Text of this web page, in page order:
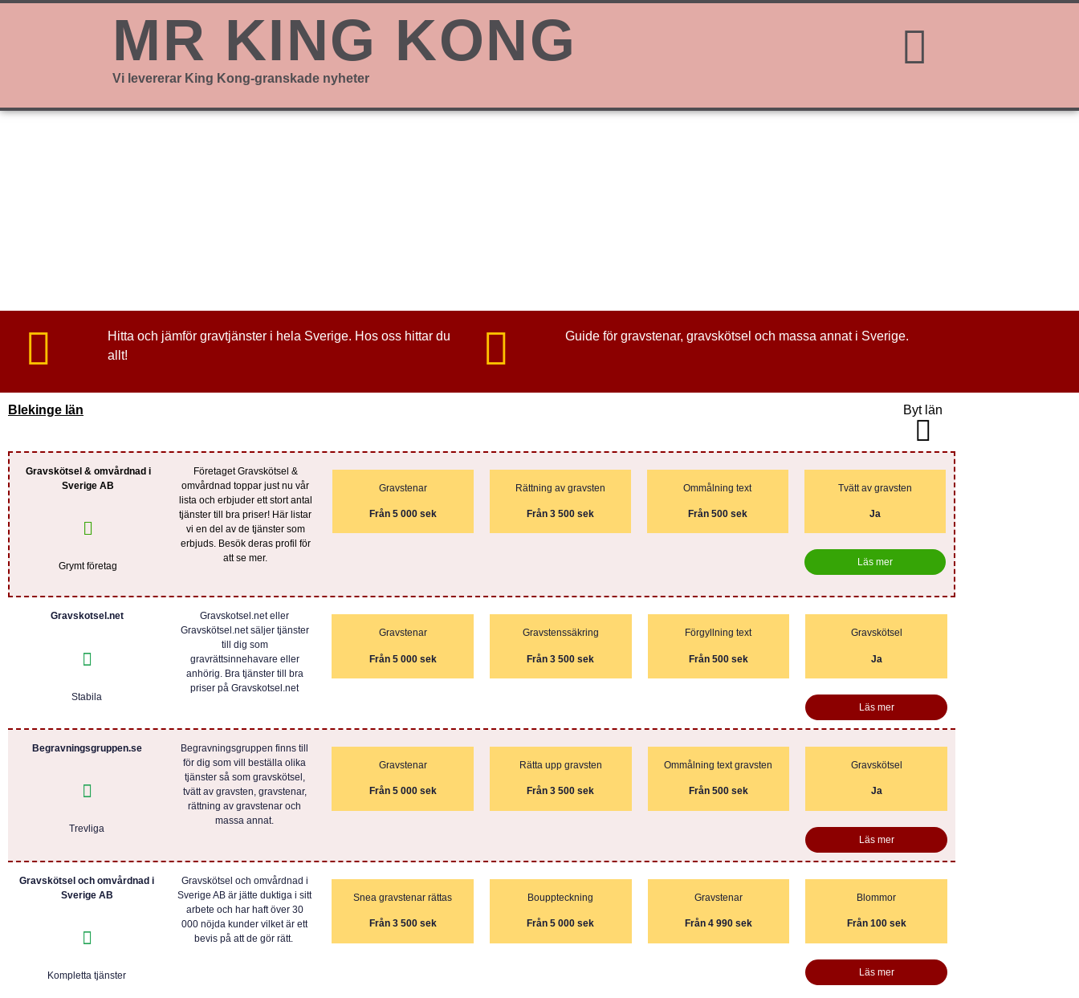
MR KING KONG
Vi levererar King Kong-granskade nyheter
Hitta och jämför gravtjänster i hela Sverige. Hos oss hittar du
allt!
Guide för gravstenar, gravskötsel och massa annat i Sverige.
Blekinge län Byt län
Gravskötsel & omvårdnad i
Sverige AB
Grymt företag
Företaget Gravskötsel &
omvårdnad toppar just nu vår
lista och erbjuder ett stort antal
tjänster till bra priser! Här listar
vi en del av de tjänster som
erbjuds. Besök deras profil för
att se mer.
Gravstenar
Från 5 000 sek
Rättning av gravsten
Från 3 500 sek
Ommålning text
Från 500 sek
Tvätt av gravsten
Ja
Läs mer
Gravskotsel.net
Stabila
Gravskotsel.net eller
Gravskötsel.net säljer tjänster
till dig som
gravrättsinnehavare eller
anhörig. Bra tjänster till bra
priser på Gravskotsel.net
Gravstenar
Från 5 000 sek
Gravstenssäkring
Från 3 500 sek
Förgyllning text
Från 500 sek
Gravskötsel
Ja
Läs mer
Begravningsgruppen.se
Trevliga
Begravningsgruppen finns till
för dig som vill beställa olika
tjänster så som gravskötsel,
tvätt av gravsten, gravstenar,
rättning av gravstenar och
massa annat.
Gravstenar
Från 5 000 sek
Rätta upp gravsten
Från 3 500 sek
Ommålning text gravsten
Från 500 sek
Gravskötsel
Ja
Läs mer
Gravskötsel och omvårdnad i
Sverige AB
Kompletta tjänster
Gravskötsel och omvårdnad i
Sverige AB är jätte duktiga i sitt
arbete och har haft över 30
000 nöjda kunder vilket är ett
bevis på att de gör rätt.
Snea gravstenar rättas
Från 3 500 sek
Bouppteckning
Från 5 000 sek
Gravstenar
Från 4 990 sek
Blommor
Från 100 sek
Läs mer